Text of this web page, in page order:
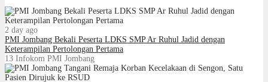
2 day ago
PMI Jombang Bekali Peserta LDKS SMP Ar Ruhul Jadid dengan
Keterampilan Pertolongan Pertama
13 Infokom PMI Jombang